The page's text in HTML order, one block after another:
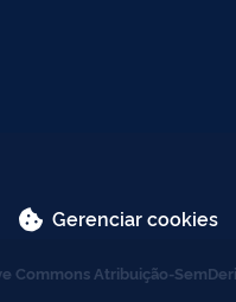
Commons Atribuição-
Gerenciar cookies